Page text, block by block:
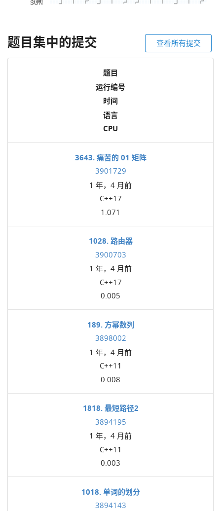
题目集中的提交 查看所有提交
题目
运行编号
时间
语言
CPU
3643. 痛苦的 01 矩阵
3901729
1 年，4 月前
C++17
1.071
1028. 路由器
3900703
1 年，4 月前
C++17
0.005
189. 方幂数列
3898002
1 年，4 月前
C++11
0.008
1818. 最短路径2
3894195
1 年，4 月前
C++11
0.003
1018. 单词的划分
3894143